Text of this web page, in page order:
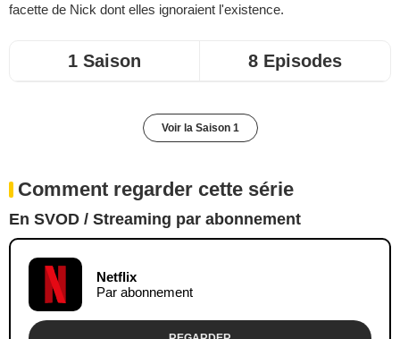
facette de Nick dont elles ignoraient l'existence.
1 Saison 8 Episodes
Voir la Saison 1
Comment regarder cette série
En SVOD / Streaming par abonnement
Netflix
Par abonnement